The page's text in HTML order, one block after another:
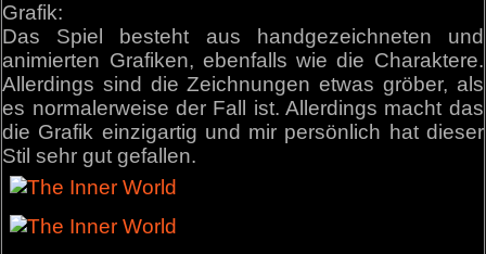
Grafik:
Das Spiel besteht aus handgezeichneten und
animierten Grafiken, ebenfalls wie die Charaktere.
Allerdings sind die Zeichnungen etwas gröber, als
es normalerweise der Fall ist. Allerdings macht das
die Grafik einzigartig und mir persönlich hat dieser
Stil sehr gut gefallen.